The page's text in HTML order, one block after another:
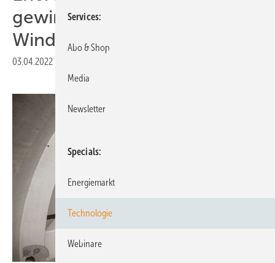
gewinnt Kontrolle über
Windparks zurück
03.04.2022
Services
Abo & Shop
Media
Newsletter
Specials
Energiemarkt
Technologie
Webinare